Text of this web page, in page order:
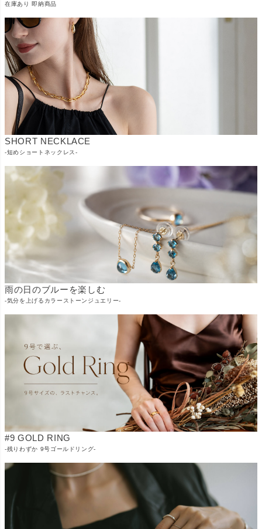
在庫あり 即納商品
SHORT NECKLACE
-短めショートネックレス-
雨の日のブルーを楽しむ
-気分を上げるカラーストーンジュエリー-
#9 GOLD RING
-残りわずか 9号ゴールドリング-